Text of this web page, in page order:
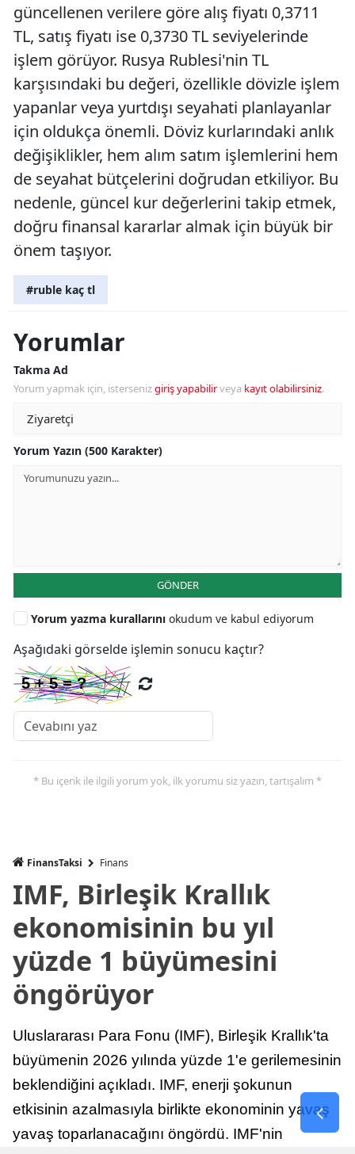
güncellenen verilere göre alış fiyatı 0,3711
TL, satış fiyatı ise 0,3730 TL seviyelerinde
işlem görüyor. Rusya Rublesi'nin TL
karşısındaki bu değeri, özellikle dövizle işlem
yapanlar veya yurtdışı seyahati planlayanlar
için oldukça önemli. Döviz kurlarındaki anlık
değişiklikler, hem alım satım işlemlerini hem
de seyahat bütçelerini doğrudan etkiliyor. Bu
nedenle, güncel kur değerlerini takip etmek,
doğru finansal kararlar almak için büyük bir
önem taşıyor.
#ruble kaç tl
Yorumlar
Takma Ad
Yorum yapmak için, istersenizgiriş yapabilirveya kayıt olabilirsiniz.
Yorum Yazın (500 Karakter)
GÖNDER
Yorum yazma kurallarını okudum ve kabul ediyorum
Aşağıdaki görselde işlemin sonucu kaçtır?
* Bu içerik ile ilgili yorum yok, ilk yorumu siz yazın, tartışalım *
FinansTaksi Finans
IMF, Birleşik Krallık
ekonomisinin bu yıl
yüzde 1 büyümesini
öngörüyor
Uluslararası Para Fonu (IMF), Birleşik Krallık'ta
büyümenin 2026 yılında yüzde 1'e gerilemesinin
beklendiğini açıkladı. IMF, enerji şokunun
etkisinin azalmasıyla birlikte ekonominin yavaş
yavaş toparlanacağını öngördü. IMF'nin